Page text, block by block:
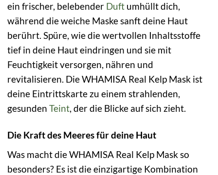
ein frischer, belebender Duft umhüllt dich,
während die weiche Maske sanft deine Haut
berührt. Spüre, wie die wertvollen Inhaltsstoffe
tief in deine Haut eindringen und sie mit
Feuchtigkeit versorgen, nähren und
revitalisieren. Die WHAMISA Real Kelp Mask ist
deine Eintrittskarte zu einem strahlenden,
gesunden Teint, der die Blicke auf sich zieht.
Die Kraft des Meeres für deine Haut
Was macht die WHAMISA Real Kelp Mask so
besonders? Es ist die einzigartige Kombination